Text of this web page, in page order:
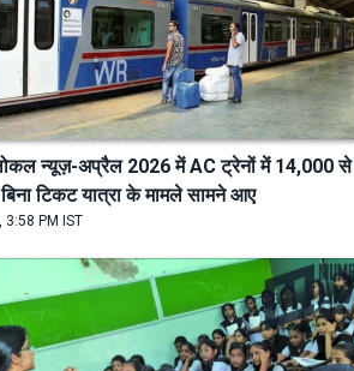
न्यूज़-अप्रैल 2026 में AC ट्रेनों में 14,000 से
बिना टिकट यात्रा के मामले सामने आए
3:58 PM IST